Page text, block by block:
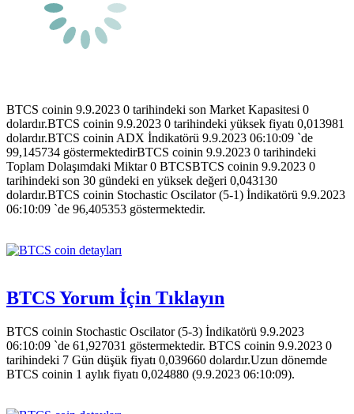
BTCS coinin 9.9.2023 0 tarihindeki son Market Kapasitesi 0
dolardır.BTCS coinin 9.9.2023 0 tarihindeki yüksek fiyatı 0,013981
dolardır.BTCS coinin ADX İndikatörü 9.9.2023 06:10:09 `de
99,145734 göstermektedirBTCS coinin 9.9.2023 0 tarihindeki
Toplam Dolaşımdaki Miktar 0 BTCSBTCS coinin 9.9.2023 0
tarihindeki son 30 gündeki en yüksek değeri 0,043130
dolardır.BTCS coinin Stochastic Oscilator (5-1) İndikatörü 9.9.2023
06:10:09 `de 96,405353 göstermektedir.
BTCS Yorum İçin Tıklayın
BTCS coinin Stochastic Oscilator (5-3) İndikatörü 9.9.2023
06:10:09 `de 61,927031 göstermektedir. BTCS coinin 9.9.2023 0
tarihindeki 7 Gün düşük fiyatı 0,039660 dolardır.Uzun dönemde
BTCS coinin 1 aylık fiyatı 0,024880 (9.9.2023 06:10:09).